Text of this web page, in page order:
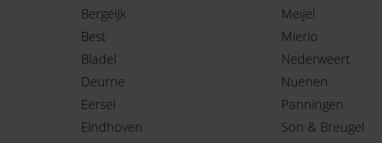
Bergeijk
Best
Bladel
Deurne
Eersel
Eindhoven
Meijel
Mierlo
Nederweert
Nuenen
Panningen
Son & Breugel